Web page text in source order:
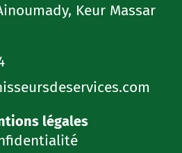
Keur Massar
légales